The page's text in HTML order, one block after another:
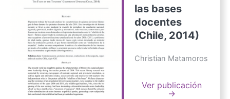
las bases
docentes
(Chile, 2014)
Christian Matamoros
Ver publicación
→